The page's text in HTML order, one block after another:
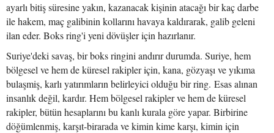
ayarlı bitiş süresine yakın, kazanacak kişinin atacağı bir kaç darbe
ile hakem, maç galibinin kollarını havaya kaldırarak, galib geleni
ilan eder. Boks ring'i yeni dövüşler için hazırlanır.
Suriye'deki savaş, bir boks ringini andırır durumda. Suriye, hem
bölgesel ve hem de küresel rakipler için, kana, gözyaşı ve yıkıma
bulaşmiş, karlı yatırımların belirleyici olduğu bir ring. Esas alınan
insanlık değil, kardır. Hem bölgesel rakipler ve hem de küresel
rakipler, bütün hesaplarını bu kanlı kurala göre yapar. Birbirine
döğümlenmiş, karşıt-birarada ve kimin kime karşı, kimin için